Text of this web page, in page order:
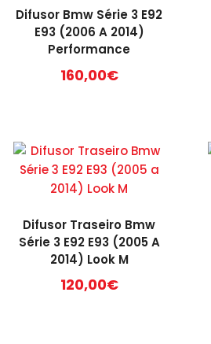
Difusor Bmw Série 3 E92
E93 (2006 A 2014)
Performance
160,00€
Difusor Traseiro Bmw
Série 3 E92 E93 (2005 A
2014) Look M
120,00€